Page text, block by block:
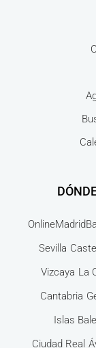
OnlineMadrid
Sevilla
Vizcaya La
Cantabria
Islas
Ciudad Real